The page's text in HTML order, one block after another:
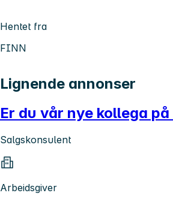
Hentet fra
FINN
Lignende annonser
Er du vår nye kollega
Salgskonsulent
Arbeidsgiver